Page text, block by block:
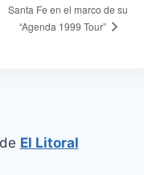
Santa Fe en el marco de su
“Agenda 1999 Tour”
El Litoral